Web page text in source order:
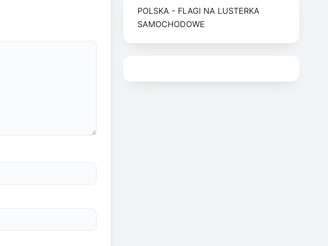
POLSKA - FLAGI NA LUSTERKA
SAMOCHODOWE